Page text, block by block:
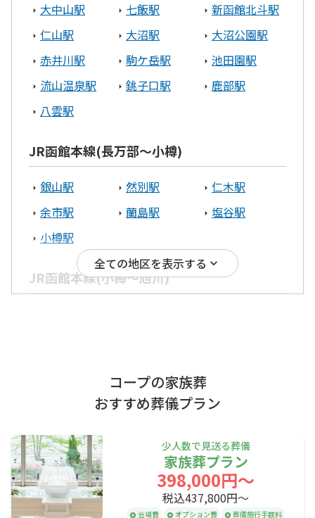
オホーツクエリア
北見市 網走市
渡島エリア
八雲町
宗谷エリア
稚内市
根室エリア
上川エリア
旭川市
後志エリア
大中山駅
七飯駅
新函館北斗駅
仁山駅
大沼駅
大沼公園駅
赤井川駅
駒ケ岳駅
池田園駅
流山温泉駅
銚子口駅
鹿部駅
八雲駅
JR函館本線(長万部～小樽)
銀山駅 然別駅
仁木駅
余市駅
蘭島駅
塩谷駅
小樽駅
JR函館本線(小樽～旭川)
発寒駅
桑園駅
札幌駅
苗穂駅
厚別駅
森林公園駅
野幌駅
高砂駅
江別駅
豊幌駅
全ての地区を表示する
コープの家族葬
おすすめ葬儀プラン
少人数で見送る葬儀
家族葬プラン
398,000円〜
税込437,800円〜
会場費 オプション費 葬儀施行手数料